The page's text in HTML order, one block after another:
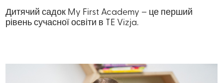
Дитячий садок My First Academy – це перший
рівень сучасної освіти в TE Vizja.